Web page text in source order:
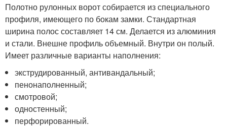
Полотно рулонных ворот собирается из специального
профиля, имеющего по бокам замки. Стандартная
ширина полос составляет 14 см. Делается из алюминия
и стали. Внешне профиль объемный. Внутри он полый.
Имеет различные варианты наполнения:
экструдированный, антивандальный;
пенонаполненный;
смотровой;
одностенный;
перфорированный.